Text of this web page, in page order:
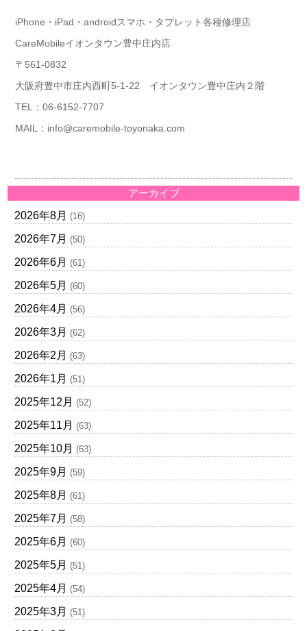
iPhone・iPad・androidスマホ・タブレット各種修理店
CareMobileイオンタウン豊中庄内店
〒561-0832
大阪府豊中市庄内西町5-1-22 イオンタウン豊中庄内２階
TEL：06-6152-7707
MAIL：info@caremobile-toyonaka.com
アーカイブ
2026年8月 (16)
2026年7月 (50)
2026年6月 (61)
2026年5月 (60)
2026年4月 (56)
2026年3月 (62)
2026年2月 (63)
2026年1月 (51)
2025年12月 (52)
2025年11月 (63)
2025年10月 (63)
2025年9月 (59)
2025年8月 (61)
2025年7月 (58)
2025年6月 (60)
2025年5月 (51)
2025年4月 (54)
2025年3月 (51)